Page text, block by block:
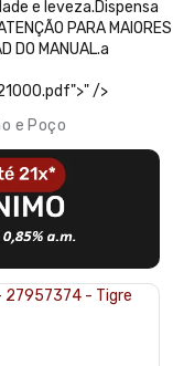
e leveza.Dispensa
PARA MAIORES
DO MANUAL.a
/>
e Poço